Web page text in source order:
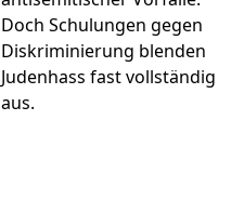
Doch Schulungen gegen
Diskriminierung blenden
Judenhass fast vollständig
aus.